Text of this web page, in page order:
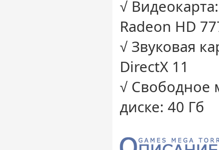
√
Radeon HD
√ Звуковая
DirectX 11
√ Свободное
диске: 40 Гб